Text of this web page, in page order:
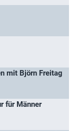
mit Björn Freitag
für Männer